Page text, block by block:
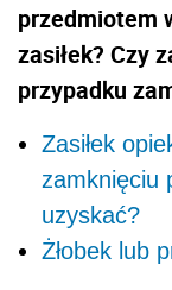
przedmiotem
zasiłek? Czy
przypadku
Zasiłek
zamknięciu
uzyskać?
Żłobek lub